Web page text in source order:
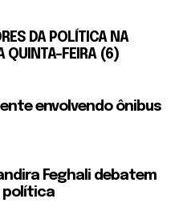
DA POLÍTICA NA
QUINTA-FEIRA (6)
envolvendo ônibus
Feghali debatem
política